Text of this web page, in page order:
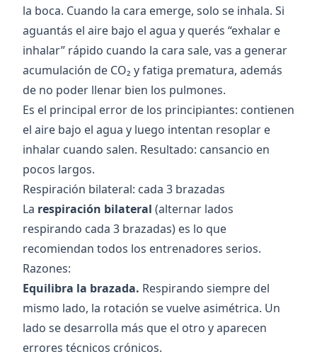
la boca. Cuando la cara emerge, solo se inhala. Si
aguantás el aire bajo el agua y querés “exhalar e
inhalar” rápido cuando la cara sale, vas a generar
acumulación de CO₂ y fatiga prematura, además
de no poder llenar bien los pulmones.
Es el principal error de los principiantes: contienen
el aire bajo el agua y luego intentan resoplar e
inhalar cuando salen. Resultado: cansancio en
pocos largos.
Respiración bilateral: cada 3 brazadas
La respiración bilateral (alternar lados
respirando cada 3 brazadas) es lo que
recomiendan todos los entrenadores serios.
Razones:
Equilibra la brazada. Respirando siempre del
mismo lado, la rotación se vuelve asimétrica. Un
lado se desarrolla más que el otro y aparecen
errores técnicos crónicos.